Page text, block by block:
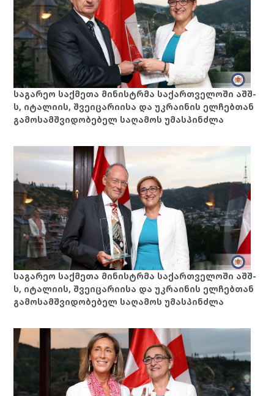
საგარეო საქმეთა მინისტრმა საქართველოში აშშ-
ს, იტალიის, შვეიცარიისა და უკრაინის ელჩებთან
გამოსამშვიდობებელ საღამოს უმასპინძლა
საგარეო საქმეთა მინისტრმა საქართველოში აშშ-
ს, იტალიის, შვეიცარიისა და უკრაინის ელჩებთან
გამოსამშვიდობებელ საღამოს უმასპინძლა